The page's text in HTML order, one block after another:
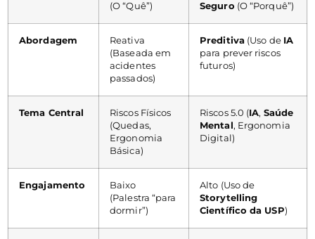
(O “Quê”)
Seguro (O “Porquê”)
Abordagem
Reativa
(Baseada em
acidentes
passados)
Preditiva(Uso de IA
para prever riscos
futuros)
Tema Central
Riscos Físicos
(Quedas,
Ergonomia
Básica)
Riscos 5.0 (IA, Saúde
Mental, Ergonomia
Digital)
Engajamento
Baixo
(Palestra “para
dormir”)
Alto (Uso de
Storytelling
Científico da USP)